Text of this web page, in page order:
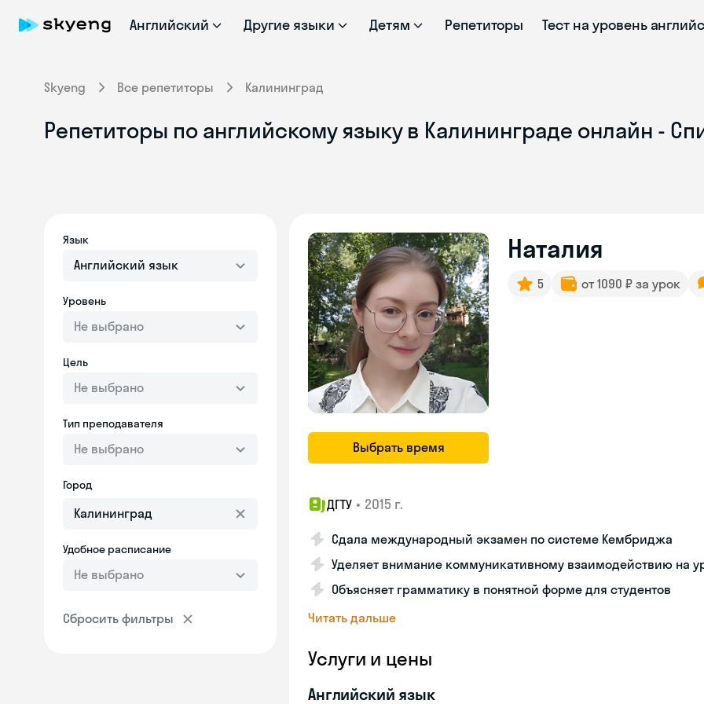
Английский Другие языки Детям Репетиторы Тест на уровень
Skyeng Все репетиторы Калининград
Репетиторы по английскому языку в Калининграде онлайн -
Язык
Английский язык
Уровень
Не выбрано
Цель
Не выбрано
Тип преподавателя
Не выбрано
Город
Удобное расписание
Не выбрано
Сбросить фильтры
Выбрать время
Наталия
5 от 1090 ₽ за урок
ДГТУ • 2015 г.
Сдала международный экзамен по системе Кембриджа
Уделяет внимание коммуникативному взаимодействию на
Объясняет грамматику в понятной форме для студентов
Читать дальше
Услуги и цены
Английский язык